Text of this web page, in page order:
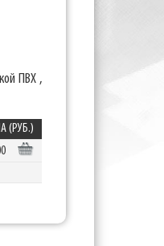
ПВХ ,
(РУБ.)